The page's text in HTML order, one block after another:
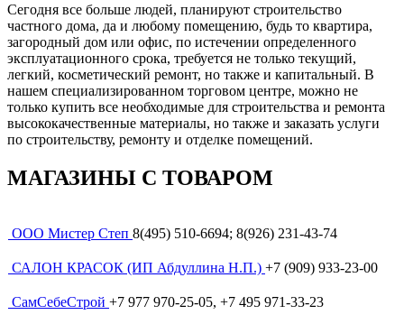
Сегодня все больше людей, планируют строительство
частного дома, да и любому помещению, будь то квартира,
загородный дом или офис, по истечении определенного
эксплуатационного срока, требуется не только текущий,
легкий, косметический ремонт, но также и капитальный. В
нашем специализированном торговом центре, можно не
только купить все необходимые для строительства и ремонта
высококачественные материалы, но также и заказать услуги
по строительству, ремонту и отделке помещений.
МАГАЗИНЫ С ТОВАРОМ
ООО Мистер Степ 8(495) 510-6694; 8(926) 231-43-74
САЛОН КРАСОК (ИП Абдуллина Н.П.) +7 (909) 933-23-00
СамСебеСтрой +7 977 970-25-05, +7 495 971-33-23